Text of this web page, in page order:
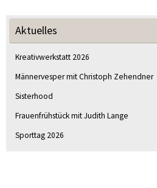
Aktuelles
Kreativwerkstatt 2026
Männervesper mit Christoph Zehendner
Sisterhood
Frauenfrühstück mit Judith Lange
Sporttag 2026